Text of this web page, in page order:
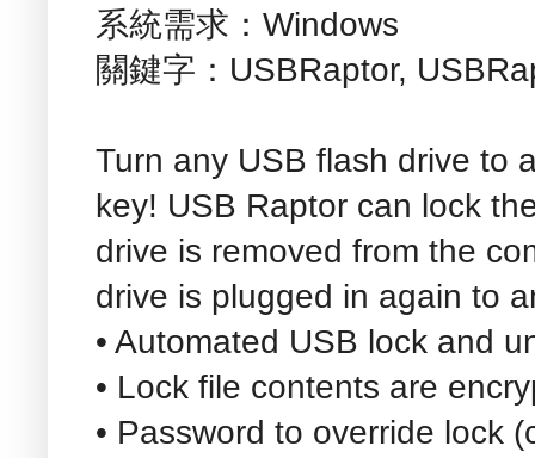
系統需求：Windows
關鍵字：USBRaptor,
Turn any USB flash drive to
key! USB Raptor can lock
drive is removed from the
drive is plugged in again to
• Automated USB lock and
• Lock file contents are
• Password to override lock